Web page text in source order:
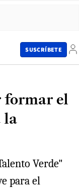
SUSCRÍBETE
formar el
la
Verde"
para el